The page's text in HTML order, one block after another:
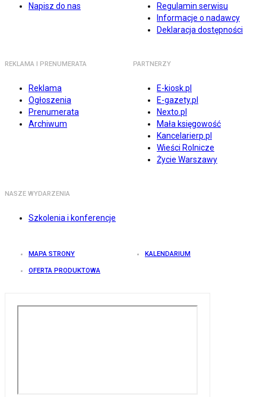
Napisz do nas
Regulamin serwisu
Informacje o nadawcy
Deklaracja dostępności
REKLAMA I PRENUMERATA
Reklama
Ogłoszenia
Prenumerata
Archiwum
PARTNERZY
E-kiosk.pl
E-gazety.pl
Nexto.pl
Mała księgowość
Kancelarierp.pl
Wieści Rolnicze
Życie Warszawy
NASZE WYDARZENIA
Szkolenia i konferencje
MAPA STRONY KALENDARIUM
OFERTA PRODUKTOWA